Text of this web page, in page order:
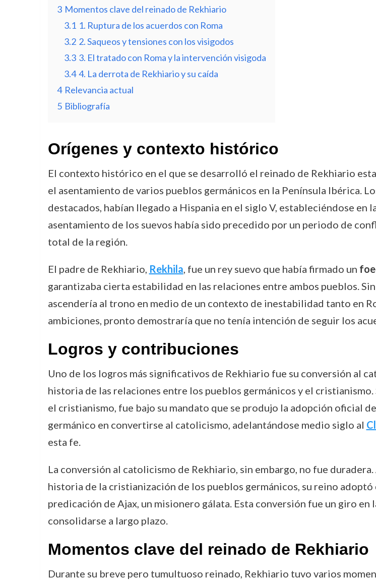
3 Momentos clave del reinado de Rekhiario
3.1 1. Ruptura de los acuerdos con Roma
3.2 2. Saqueos y tensiones con los visigodos
3.3 3. El tratado con Roma y la intervención visigoda
3.4 4. La derrota de Rekhiario y su caída
4 Relevancia actual
5 Bibliografía
Orígenes y contexto histórico
El contexto histórico en el que se desarrolló el reinado de Rekhiario
el asentamiento de varios pueblos germánicos en la Península Ibérica.
destacados, habían llegado a Hispania en el siglo V, estableciéndose
asentamiento de los suevos había sido precedido por un periodo de
total de la región.
El padre de Rekhiario, Rekhila, fue un rey suevo que había firmado un
garantizaba cierta estabilidad en las relaciones entre ambos pueblos.
ascendería al trono en medio de un contexto de inestabilidad tanto en
ambiciones, pronto demostraría que no tenía intención de seguir los
Logros y contribuciones
Uno de los logros más significativos de Rekhiario fue su conversión al
historia de las relaciones entre los pueblos germánicos y el
el cristianismo, fue bajo su mandato que se produjo la adopción oficial
germánico en convertirse al catolicismo, adelantándose medio siglo al
esta fe.
La conversión al catolicismo de Rekhiario, sin embargo, no fue
historia de la cristianización de los pueblos germánicos, su reino
predicación de Ajax, un misionero gálata. Esta conversión fue un giro
consolidarse a largo plazo.
Momentos clave del reinado de Rekhiario
Durante su breve pero tumultuoso reinado, Rekhiario tuvo varios